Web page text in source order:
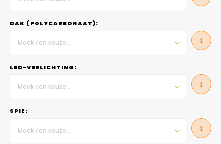
DAK (POLYCARBONAAT):
Maak een keuze...
LED-VERLICHTING:
Maak een keuze...
SPIE:
Maak een keuze...